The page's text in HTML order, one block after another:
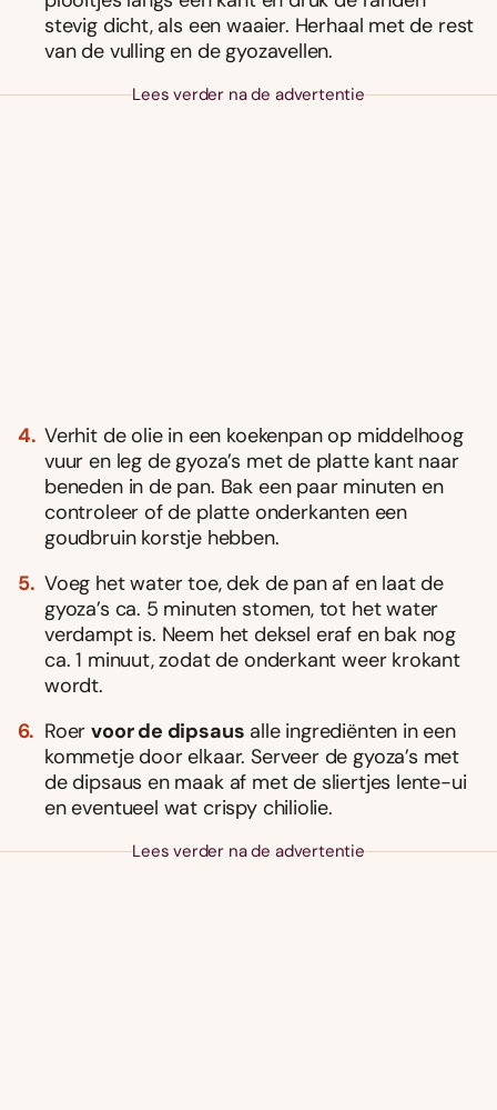
stevig dicht, als een waaier. Herhaal met de rest
van de vulling en de gyozavellen.
Lees verder na de advertentie
Verhit de olie in een koekenpan op middelhoog
vuur en leg de gyoza’s met de platte kant naar
beneden in de pan. Bak een paar minuten en
controleer of de platte onderkanten een
goudbruin korstje hebben.
Voeg het water toe, dek de pan af en laat de
gyoza’s ca. 5 minuten stomen, tot het water
verdampt is. Neem het deksel eraf en bak nog
ca. 1 minuut, zodat de onderkant weer krokant
wordt.
Roervoor de dipsaus alle ingrediënten in een
kommetje door elkaar. Serveer de gyoza’s met
de dipsaus en maak af met de sliertjes lente-ui
en eventueel wat crispy chiliolie.
Lees verder na de advertentie